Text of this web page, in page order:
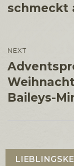
schmeckt
NEXT
Next
post:
Baileys-